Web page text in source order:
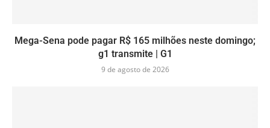
Mega-Sena pode pagar R$ 165 milhões neste domingo;
g1 transmite | G1
9 de agosto de 2026